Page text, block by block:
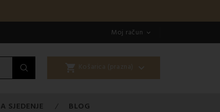
Moj račun 
shopping_cart Košarica (prazna) 
SJEDENJE BLOG